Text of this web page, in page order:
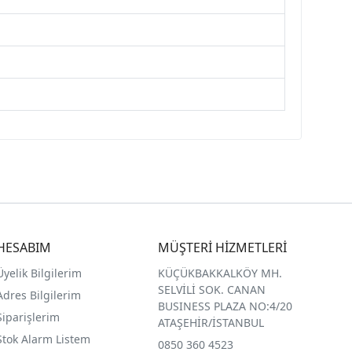
Bilgilerim
Bilgilerim
Alarm Listem
MÜŞTERİ HİZMETLERİ
KÜÇÜKBAKKALKÖY MH.
SELVİLİ SOK. CANAN
BUSINESS PLAZA NO:4/20
ATAŞEHİR/İSTANBUL
0850 360 4523